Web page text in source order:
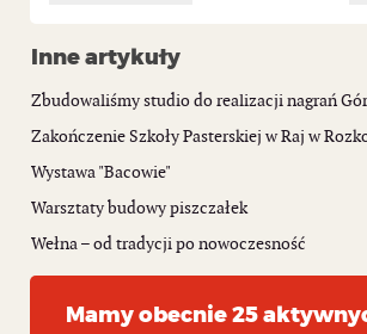
Inne artykuły
Zbudowaliśmy studio do realizacji nagrań
Zakończenie Szkoły Pasterskiej w Raj w
Wystawa "Bacowie"
Warsztaty budowy piszczałek
Wełna – od tradycji po nowoczesność
Mamy obecnie 25